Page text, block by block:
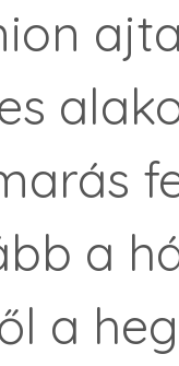
a
a